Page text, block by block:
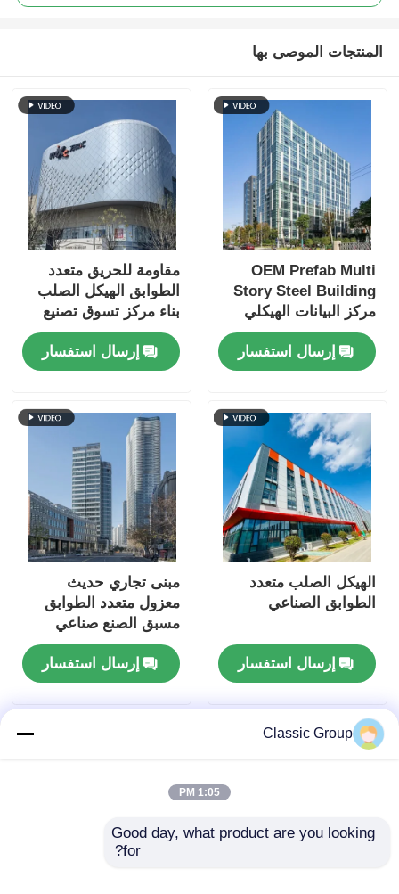
هيكل فولاذي بيت الدواجن
هيكل فولاذي متعدد الطوابق
هيكل الصلب الصناعي
مبنى فولاذي عام
هيكل الصلب التجاري
الهيكل الصلب الجاهزة
المنتجات الموصى بها
OEM Prefab Multi
Story Steel Building
مركز البيانات الهيكلي
مقاومة للحريق
إرسال استفسار
مقاومة للحريق متعدد
الطوابق الهيكل الصلب
بناء مركز تسوق تصنيع
الجاهزة ODM
إرسال استفسار
الهيكل الصلب متعدد
الطوابق الصناعي
إرسال استفسار
مبنى تجاري حديث
معزول متعدد الطوابق
مسبق الصنع صناعي
هيكل فولاذي
إرسال استفسار
Classic Group
1:05 PM
Good day, what product are you looking
for?